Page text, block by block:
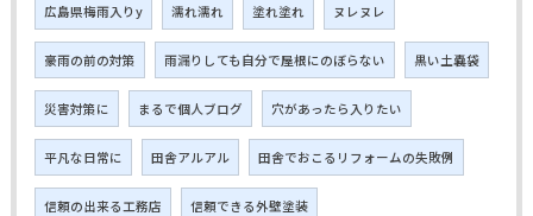
広島県梅雨入りy 濡れ濡れ 塗れ塗れ ヌレヌレ
豪雨の前の対策 雨漏りしても自分で屋根にのぼらない 黒い土嚢袋
災害対策に まるで個人ブログ 穴があったら入りたい
平凡な日常に 田舎アルアル 田舎でおこるリフォームの失敗例
信頼の出来る工務店 信頼できる外壁塗装